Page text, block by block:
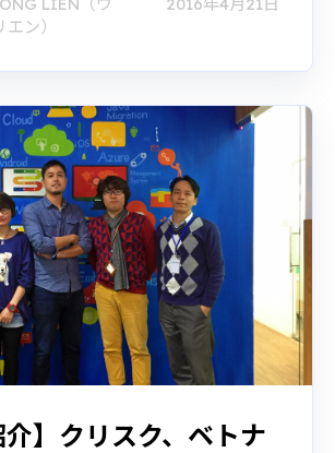
ン）
介】クリスク、ベトナ